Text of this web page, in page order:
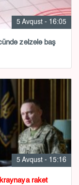
5 Avqust - 16:05
zəlzələ baş
5 Avqust - 15:16
raket